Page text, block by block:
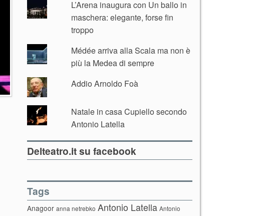
L’Arena inaugura con Un ballo in
maschera: elegante, forse fin
troppo
Médée arriva alla Scala ma non è
più la Medea di sempre
Addio Arnoldo Foà
Natale in casa Cupiello secondo
Antonio Latella
Delteatro.it su facebook
Tags
Anagoor anna netrebko Antonio Latella Antonio